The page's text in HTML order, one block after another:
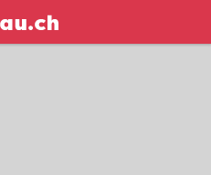
NAU.ch